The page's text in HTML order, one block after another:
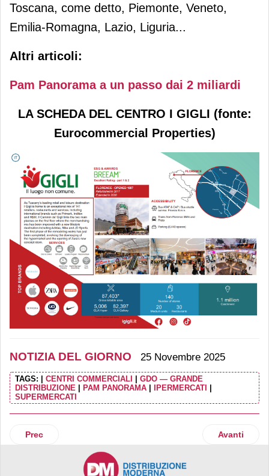
Toscana, come detto, Piemonte, Veneto,
Emilia-Romagna, Lazio, Liguria...
Altri articoli:
Pam Panorama a un passo dai 2 miliardi
LA SCHEDA DEL CENTRO I GIGLI (fonte:
Eurocommercial Properties)
NOTIZIA DEL GIORNO 25 Novembre 2025
TAGS: CENTRI COMMERCIALI
GDO — GRANDE
DISTRIBUZIONE
PAM PANORAMA IPERMERCATI
SUPERMERCATI
Articolo precedente: Orogel: da Cdp e Bcc Iccrea arriva
Prec Articolo
Avanti